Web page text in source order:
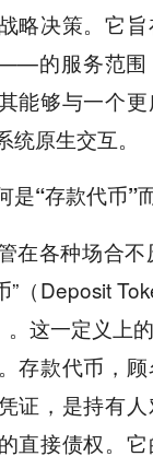
略决策。它
的服务范围
能够与一个
原生交互。
是“存款代币”
在各种场合
”（Deposit
。这一定义上
存款代币，
证，是持有
直接债权。